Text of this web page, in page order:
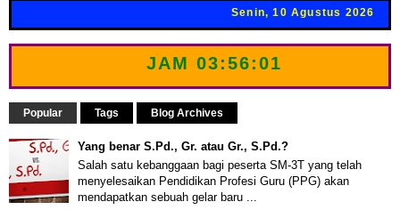
Senin, 10 Agustus 2026
JAM03:56:02
Popular Tags Blog Archives
Yang benar S.Pd., Gr. atau Gr., S.Pd.?
Salah satu kebanggaan bagi peserta SM-3T yang telah
menyelesaikan Pendidikan Profesi Guru (PPG) akan
mendapatkan sebuah gelar baru ...